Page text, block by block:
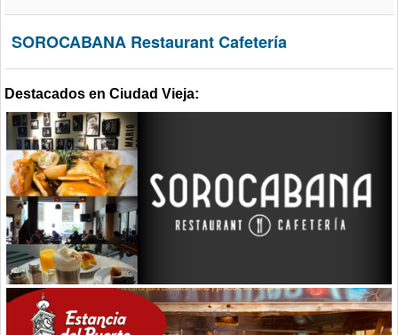
SOROCABANA Restaurant Cafetería
Destacados en Ciudad Vieja: